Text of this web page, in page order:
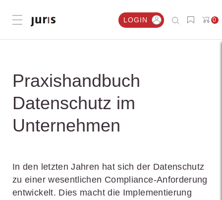
Menü öffnen LOGIN 0
Praxishandbuch
Datenschutz im
Unternehmen
In den letzten Jahren hat sich der Datenschutz
zu einer wesentlichen Compliance-Anforderung
entwickelt. Dies macht die Implementierung